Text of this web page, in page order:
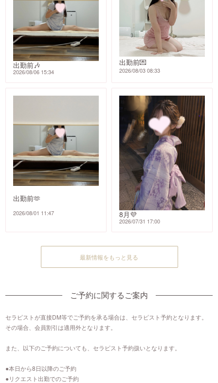
出勤前🎶
2026/08/06 15:34
出勤前💌
2026/08/03 08:33
出勤前🫶
2026/08/01 11:47 8月💜‪
2026/07/31 17:00
最新情報をもっと見る
ご予約に関するご案内
セラピストが直接DM等でご予約を承る場合は、セラピスト予約となります。
その場合、会員割引は適用外となります。
また、以下のご予約についても、セラピスト予約扱いとなります。
●本日から8日以降のご予約
●リクエスト出勤でのご予約